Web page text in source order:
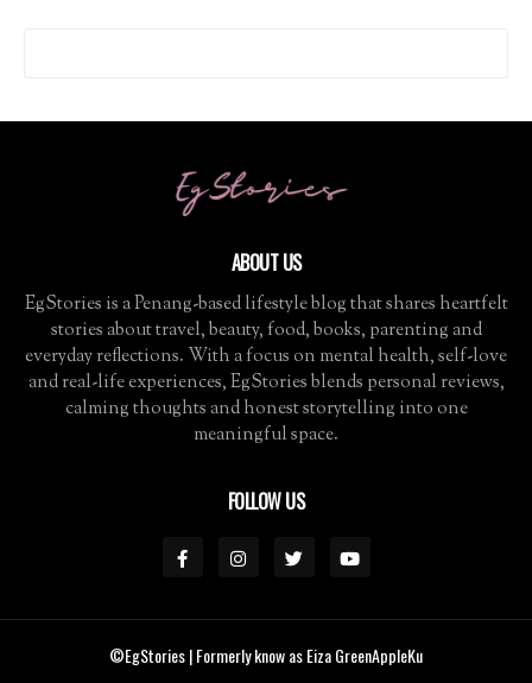
ABOUT US
EgStories is a Penang-based lifestyle blog that shares heartfelt
stories about travel, beauty, food, books, parenting and
everyday reflections. With a focus on mental health, self-love
and real-life experiences, EgStories blends personal reviews,
calming thoughts and honest storytelling into one
meaningful space.
FOLLOW US
©EgStories| Formerly know as Eiza GreenAppleKu